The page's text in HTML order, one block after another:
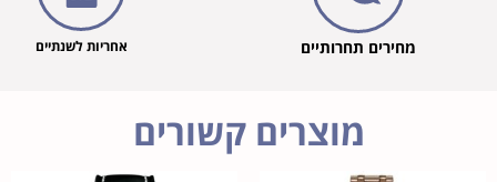
מחירים תחרותיים אחריות לשנתיים
מוצרים קשורים